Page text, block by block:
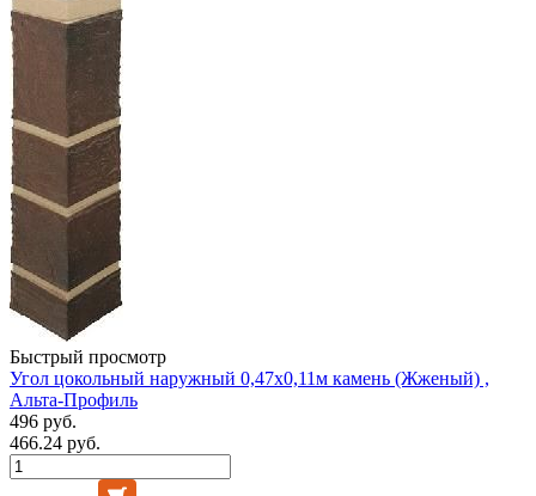
Быстрый просмотр
Угол цокольный наружный 0,47х0,11м камень (Жженый) ,
Альта-Профиль
496 руб.
466.24 руб.